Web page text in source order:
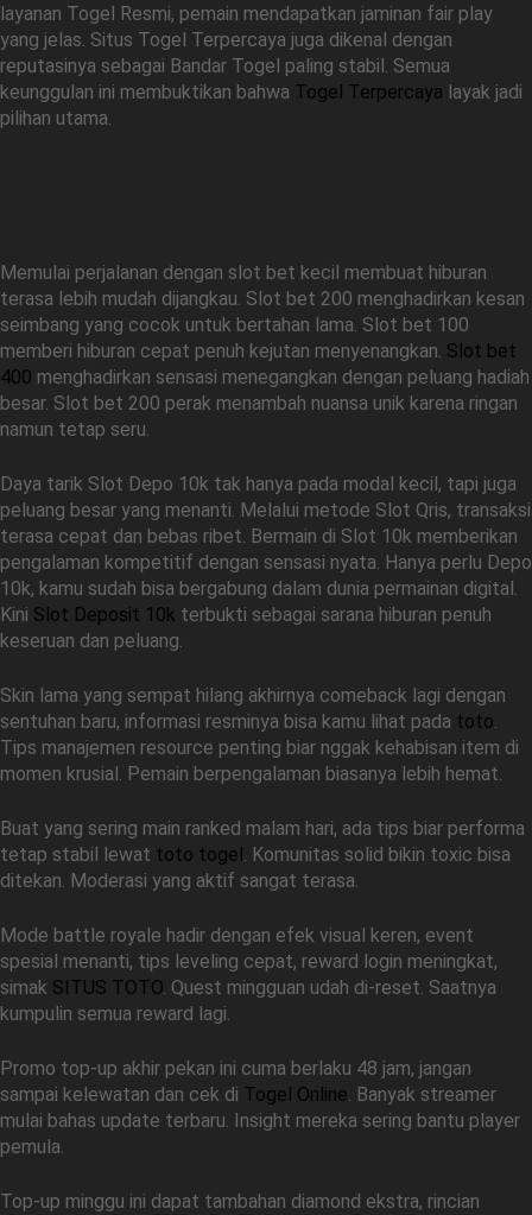
layanan Togel Resmi, pemain mendapatkan jaminan fair play
yang jelas. Situs Togel Terpercaya juga dikenal dengan
reputasinya sebagai Bandar Togel paling stabil. Semua
keunggulan ini membuktikan bahwa Togel Terpercaya layak jadi
pilihan utama.
Memulai perjalanan dengan slot bet kecil membuat hiburan
terasa lebih mudah dijangkau. Slot bet 200 menghadirkan kesan
seimbang yang cocok untuk bertahan lama. Slot bet 100
memberi hiburan cepat penuh kejutan menyenangkan. Slot bet
400 menghadirkan sensasi menegangkan dengan peluang hadiah
besar. Slot bet 200 perak menambah nuansa unik karena ringan
namun tetap seru.
Daya tarik Slot Depo 10k tak hanya pada modal kecil, tapi juga
peluang besar yang menanti. Melalui metode Slot Qris, transaksi
terasa cepat dan bebas ribet. Bermain di Slot 10k memberikan
pengalaman kompetitif dengan sensasi nyata. Hanya perlu Depo
10k, kamu sudah bisa bergabung dalam dunia permainan digital.
Kini Slot Deposit 10k terbukti sebagai sarana hiburan penuh
keseruan dan peluang.
Skin lama yang sempat hilang akhirnya comeback lagi dengan
sentuhan baru, informasi resminya bisa kamu lihat pada toto.
Tips manajemen resource penting biar nggak kehabisan item di
momen krusial. Pemain berpengalaman biasanya lebih hemat.
Buat yang sering main ranked malam hari, ada tips biar performa
tetap stabil lewat toto togel. Komunitas solid bikin toxic bisa
ditekan. Moderasi yang aktif sangat terasa.
Mode battle royale hadir dengan efek visual keren, event
spesial menanti, tips leveling cepat, reward login meningkat,
simak SITUS TOTO. Quest mingguan udah di-reset. Saatnya
kumpulin semua reward lagi.
Promo top-up akhir pekan ini cuma berlaku 48 jam, jangan
sampai kelewatan dan cek di Togel Online. Banyak streamer
mulai bahas update terbaru. Insight mereka sering bantu player
pemula.
Top-up minggu ini dapat tambahan diamond ekstra, rincian